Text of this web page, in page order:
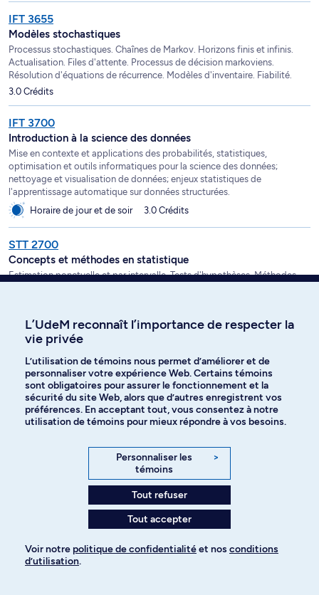
IFT 3655
Modèles stochastiques
Processus stochastiques. Chaînes de Markov. Horizons finis et infinis.
Actualisation. Files d'attente. Processus de décision markoviens.
Résolution d'équations de récurrence. Modèles d'inventaire. Fiabilité.
3.0 Crédits
IFT 3700
Introduction à la science des données
Mise en contexte et applications des probabilités, statistiques,
optimisation et outils informatiques pour la science des données;
nettoyage et visualisation de données; enjeux statistiques de
l'apprentissage automatique sur données structurées.
Horaire de jour et de soir
3.0 Crédits
STT 2700
Concepts et méthodes en statistique
Estimation ponctuelle et par intervalle. Tests d'hypothèses. Méthodes
Horaire de jour et de soir
3.0 Crédits
Bloc 76D Projet et stage
Option - Maximum 6 crédits.
Horizon: outils numériques et défis du XXIe siècle
Résolutions de problèmes contemporains par l'entremise d'outils
numériques et de collaborations interdisciplinaires. Nouvelle thématique
annuelle basée sur les enjeux de société actuels. Remarque : Pour en
thématique annuelle de HOR3200
Horaire de jour
3.0 Crédits
IFT 3150
L’UdeM reconnaît l’importance de respecter la
vie privée
L’utilisation de témoins nous permet d’améliorer et de
personnaliser votre expérience Web. Certains témoins
sont obligatoires pour assurer le fonctionnement et la
sécurité du site Web, alors que d’autres enregistrent vos
préférences. En acceptant tout, vous consentez à notre
utilisation de témoins pour mieux répondre à vos besoins.
Personnaliser les
témoins
>
Tout refuser
Tout accepter
Voir notre politique de confidentialitéet nos conditions
d’utilisation.